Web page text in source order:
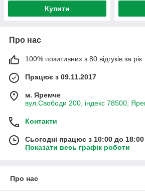
Купити
Про нас
100% позитивних з 80 відгуків за рік
Працює з 09.11.2017
м. Яремче
вул.Свободи 200, індекс 78500,
Контакти
Сьогодні працює з 10:00 до 18:00
Показати весь графік роботи
Про нас